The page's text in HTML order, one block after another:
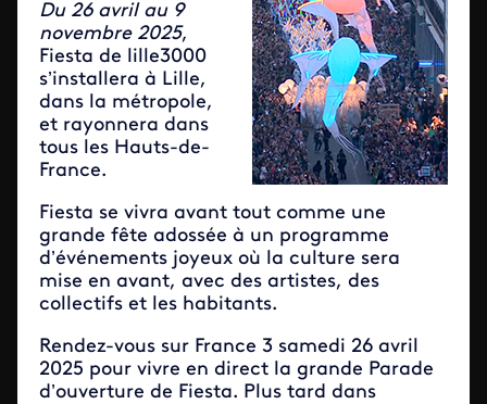
Du 26 avril au 9
novembre 2025,
Fiesta de lille3000
s’installera à Lille,
dans la métropole,
et rayonnera dans
tous les Hauts-de-
France.
Fiesta se vivra avant tout comme une
grande fête adossée à un programme
d’événements joyeux où la culture sera
mise en avant, avec des artistes, des
collectifs et les habitants.
Rendez-vous sur France 3 samedi 26 avril
2025 pour vivre en direct la grande Parade
d’ouverture de Fiesta. Plus tard dans